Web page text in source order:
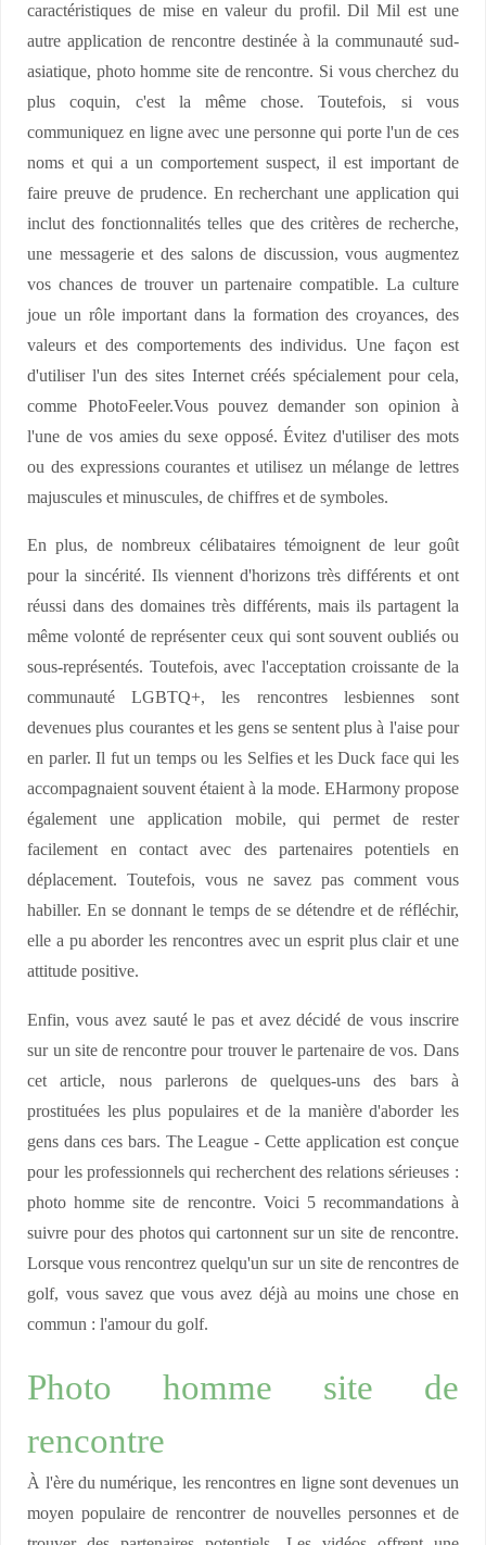
caractéristiques de mise en valeur du profil. Dil Mil est une
autre application de rencontre destinée à la communauté sud-
asiatique, photo homme site de rencontre. Si vous cherchez du
plus coquin, c'est la même chose. Toutefois, si vous
communiquez en ligne avec une personne qui porte l'un de ces
noms et qui a un comportement suspect, il est important de
faire preuve de prudence. En recherchant une application qui
inclut des fonctionnalités telles que des critères de recherche,
une messagerie et des salons de discussion, vous augmentez
vos chances de trouver un partenaire compatible. La culture
joue un rôle important dans la formation des croyances, des
valeurs et des comportements des individus. Une façon est
d'utiliser l'un des sites Internet créés spécialement pour cela,
comme PhotoFeeler.Vous pouvez demander son opinion à
l'une de vos amies du sexe opposé. Évitez d'utiliser des mots
ou des expressions courantes et utilisez un mélange de lettres
majuscules et minuscules, de chiffres et de symboles.
En plus, de nombreux célibataires témoignent de leur goût
pour la sincérité. Ils viennent d'horizons très différents et ont
réussi dans des domaines très différents, mais ils partagent la
même volonté de représenter ceux qui sont souvent oubliés ou
sous-représentés. Toutefois, avec l'acceptation croissante de la
communauté LGBTQ+, les rencontres lesbiennes sont
devenues plus courantes et les gens se sentent plus à l'aise pour
en parler. Il fut un temps ou les Selfies et les Duck face qui les
accompagnaient souvent étaient à la mode. EHarmony propose
également une application mobile, qui permet de rester
facilement en contact avec des partenaires potentiels en
déplacement. Toutefois, vous ne savez pas comment vous
habiller. En se donnant le temps de se détendre et de réfléchir,
elle a pu aborder les rencontres avec un esprit plus clair et une
attitude positive.
Enfin, vous avez sauté le pas et avez décidé de vous inscrire
sur un site de rencontre pour trouver le partenaire de vos. Dans
cet article, nous parlerons de quelques-uns des bars à
prostituées les plus populaires et de la manière d'aborder les
gens dans ces bars. The League - Cette application est conçue
pour les professionnels qui recherchent des relations sérieuses :
photo homme site de rencontre. Voici 5 recommandations à
suivre pour des photos qui cartonnent sur un site de rencontre.
Lorsque vous rencontrez quelqu'un sur un site de rencontres de
golf, vous savez que vous avez déjà au moins une chose en
commun : l'amour du golf.
Photo homme site de
rencontre
À l'ère du numérique, les rencontres en ligne sont devenues un
moyen populaire de rencontrer de nouvelles personnes et de